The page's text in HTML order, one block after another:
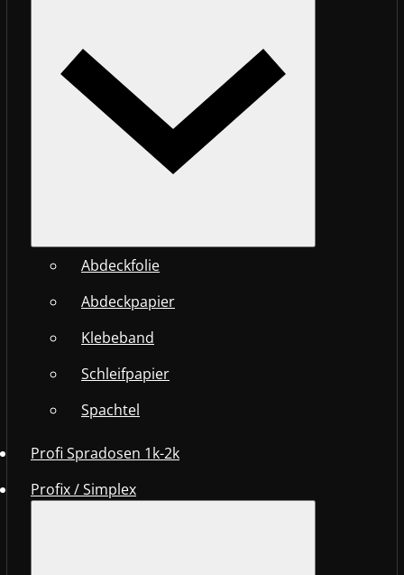
Abdeckfolie
Abdeckpapier
Klebeband
Schleifpapier
Spachtel
Profi Spradosen 1k-2k
Profix / Simplex